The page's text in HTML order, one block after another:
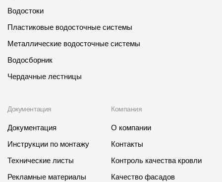
Водостоки
Пластиковые водосточные системы
Металлические водосточные системы
Водосборник
Чердачные лестницы
Документация
Документация
Инструкции по монтажу
Технические листы
Рекламные материалы
Компания
О компании
Контакты
Контроль качества кровли
Качество фасадов